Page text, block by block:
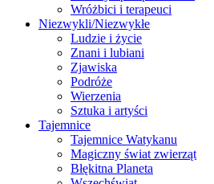
Wróżbici i terapeuci
Niezwykli/Niezwykłe
Ludzie i życie
Znani i lubiani
Zjawiska
Podróże
Wierzenia
Sztuka i artyści
Tajemnice
Tajemnice Watykanu
Magiczny świat zwierząt
Błękitna Planeta